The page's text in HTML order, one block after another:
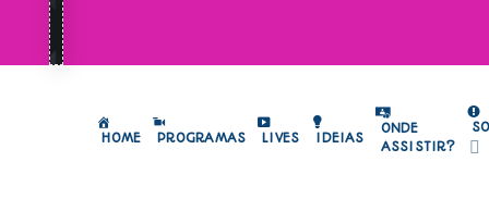
HOME PROGRAMAS LIVES IDEIAS
ONDE
ASSISTIR?